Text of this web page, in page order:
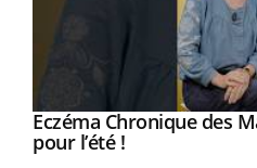
Youtube
Eczéma Chronique des
pour l’été !Youtube